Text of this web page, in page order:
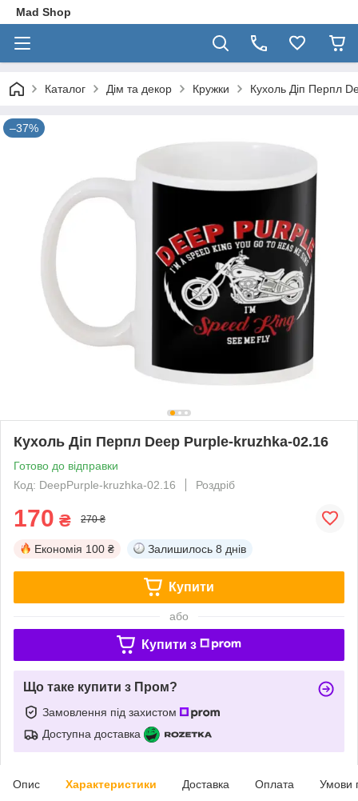
Mad Shop
Каталог Дім та декор Кружки Кухоль Діп Перпл
–37%
Кухоль Діп Перпл Deep Purple-kruzhka-02.16
Готово до відправки
Код: DeepPurple-kruzhka-02.16
Роздріб
170 ₴ 270 ₴
Економія 100 ₴ Залишилось 8 днів
Купити
або
Купити з
Що таке купити з Пром?
Замовлення під захистом
Доступна доставка
Опис Характеристики Доставка Оплата Умови